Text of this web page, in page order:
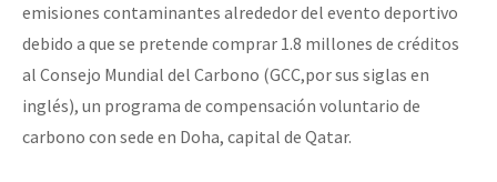
emisiones contaminantes alrededor del evento deportivo
debido a que se pretende comprar 1.8 millones de créditos
al Consejo Mundial del Carbono (GCC,por sus siglas en
inglés), un programa de compensación voluntario de
carbono con sede en Doha, capital de Qatar.